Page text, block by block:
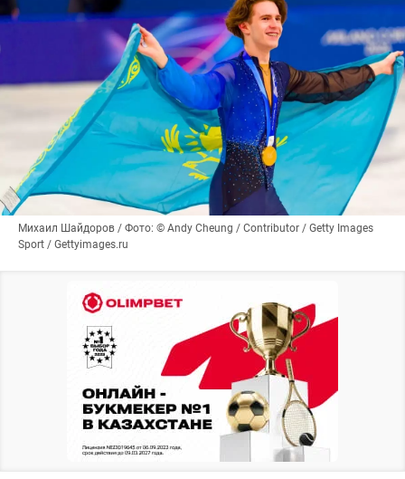
Михаил Шайдоров / Фото: © Andy Cheung / Contributor / Getty Images
Sport / Gettyimages.ru